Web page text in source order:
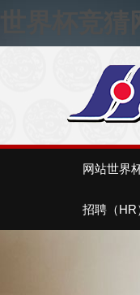
世界杯竞
网站世界
招聘（HR